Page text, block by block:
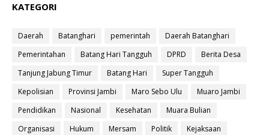
KATEGORI
Daerah Batanghari pemerintah
Daerah Batanghari
Pemerintahan
Batang Hari Tangguh DPRD
Berita Desa
Tanjung Jabung Timur
Batang Hari
Super Tangguh
Kepolisian
Provinsi Jambi Maro Sebo Ulu
Muaro Jambi
Pendidikan
Nasional Kesehatan
Muara Bulian
Organisasi
Hukum Mersam Politik
Kejaksaan